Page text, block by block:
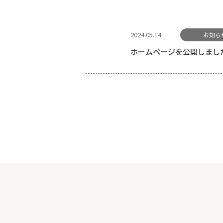
2024.05.14 お知ら
ホームページを公開しまし